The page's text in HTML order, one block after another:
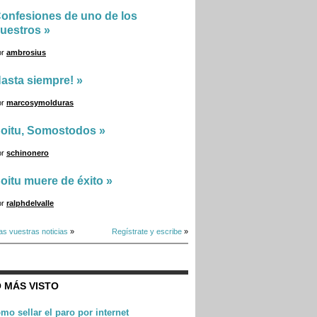
de uno de los
»
ambrosius
siempre! »
marcosymolduras
Somostodos »
schinonero
muere de éxito »
ralphdelvalle
vuestras noticias » Regístrate y escribe »
MÁS VISTO
sellar el paro por internet